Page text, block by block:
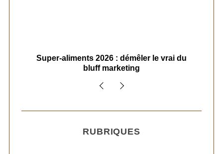
Super-aliments 2026 : démêler le vrai du
bluff marketing
RUBRIQUES